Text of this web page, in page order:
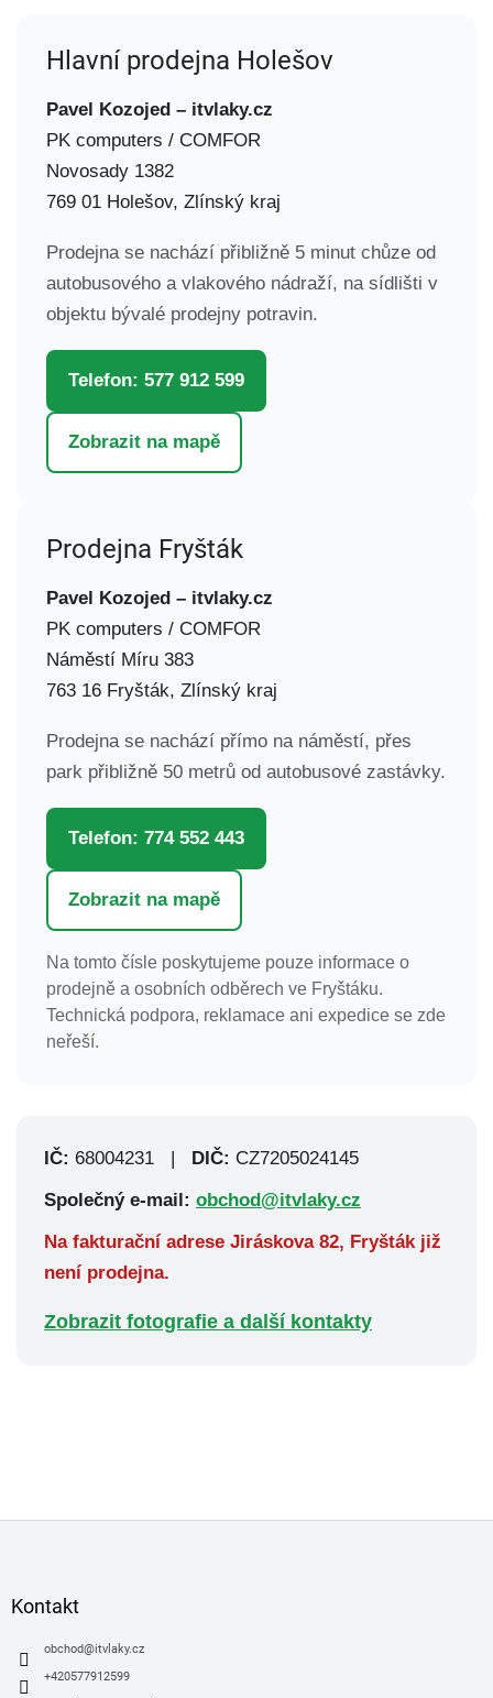
Hlavní prodejna Holešov
Pavel Kozojed – itvlaky.cz
PK computers / COMFOR
Novosady 1382
769 01 Holešov, Zlínský kraj
Prodejna se nachází přibližně 5 minut chůze od
autobusového a vlakového nádraží, na sídlišti v
objektu bývalé prodejny potravin.
Telefon: 577 912 599
Zobrazit na mapě
Prodejna Fryšták
Pavel Kozojed – itvlaky.cz
PK computers / COMFOR
Náměstí Míru 383
763 16 Fryšták, Zlínský kraj
Prodejna se nachází přímo na náměstí, přes
park přibližně 50 metrů od autobusové zastávky.
Telefon: 774 552 443
Zobrazit na mapě
Na tomto čísle poskytujeme pouze informace o
prodejně a osobních odběrech ve Fryštáku.
Technická podpora, reklamace ani expedice se zde
neřeší.
IČ: 68004231 | DIČ: CZ7205024145
Společný e-mail: obchod@itvlaky.cz
Na fakturační adrese Jiráskova 82, Fryšták již
není prodejna.
Zobrazit fotografie a další kontakty
Kontakt
obchod@itvlaky.cz
+420577912599